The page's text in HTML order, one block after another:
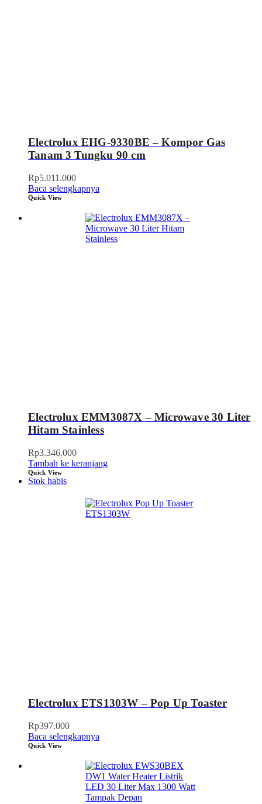
Electrolux EHG-9330BE – Kompor Gas
Tanam 3 Tungku 90 cm
Rp5.011.000
Baca selengkapnya
Quick View
Electrolux EMM3087X – Microwave 30 Liter
Hitam Stainless
Rp3.346.000
Tambah ke keranjang
Quick View
Stok habis
Electrolux ETS1303W – Pop Up Toaster
Rp397.000
Baca selengkapnya
Quick View